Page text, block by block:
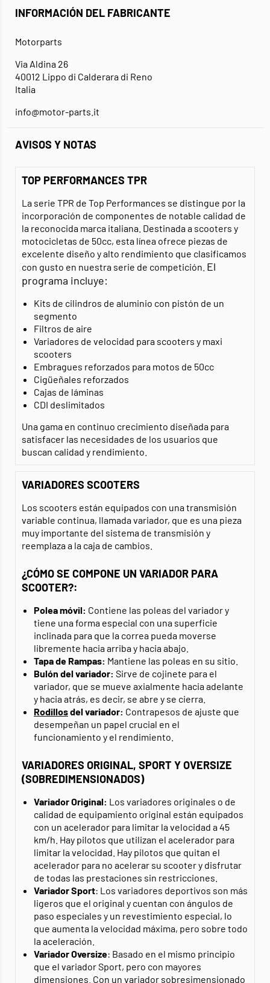
INFORMACIÓN DEL FABRICANTE
Motorparts
Via Aldina 26
40012 Lippo di Calderara di Reno
Italia
info@motor-parts.it
AVISOS Y NOTAS
TOP PERFORMANCES TPR
La serie TPR de Top Performances se distingue por la
incorporación de componentes de notable calidad de
la reconocida marca italiana. Destinada a scooters y
motocicletas de 50cc, esta línea ofrece piezas de
excelente diseño y alto rendimiento que clasificamos
con gusto en nuestra serie de competición. El
programa incluye:
Kits de cilindros de aluminio con pistón de un
segmento
Filtros de aire
Variadores de velocidad para scooters y maxi
scooters
Embragues reforzados para motos de 50cc
Cigüeñales reforzados
Cajas de láminas
CDI deslimitados
Una gama en continuo crecimiento diseñada para
satisfacer las necesidades de los usuarios que
buscan calidad y rendimiento.
VARIADORES SCOOTERS
Los scooters están equipados con una transmisión
variable continua, llamada variador, que es una pieza
muy importante del sistema de transmisión y
reemplaza a la caja de cambios.
¿CÓMO SE COMPONE UN VARIADOR PARA
SCOOTER?:
Polea móvil: Contiene las poleas del variador y
tiene una forma especial con una superficie
inclinada para que la correa pueda moverse
libremente hacia arriba y hacia abajo.
Tapa de Rampas: Mantiene las poleas en su sitio.
Bulón del variador: Sirve de cojinete para el
variador, que se mueve axialmente hacia adelante
y hacia atrás, es decir, se abre y se cierra.
Rodillosdel variador: Contrapesos de ajuste que
desempeñan un papel crucial en el
funcionamiento y el rendimiento.
VARIADORES ORIGINAL, SPORT Y OVERSIZE
(SOBREDIMENSIONADOS)
Variador Original: Los variadores originales o de
calidad de equipamiento original están equipados
con un acelerador para limitar la velocidad a 45
km/h. Hay pilotos que utilizan el acelerador para
limitar la velocidad. Hay pilotos que quitan el
acelerador para no acelerar su scooter y disfrutar
de todas las prestaciones sin restricciones.
Variador Sport: Los variadores deportivos son más
ligeros que el original y cuentan con ángulos de
paso especiales y un revestimiento especial, lo
que aumenta la velocidad máxima, pero sobre todo
la aceleración.
Variador Oversize: Basado en el mismo principio
que el variador Sport, pero con mayores
dimensiones. Con un variador sobresimensionado